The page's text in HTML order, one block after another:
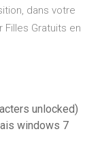
dans votre
Filles Gratuits en
unlocked)
windows 7